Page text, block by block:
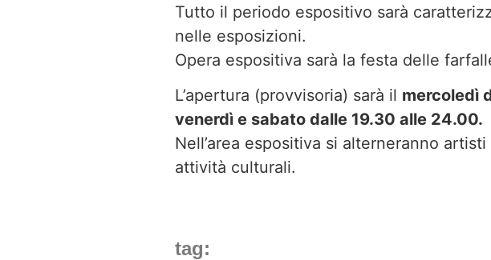
Tutto il periodo espositivo sarà
nelle esposizioni.
Opera espositiva sarà la festa delle
L’apertura (provvisoria) sarà il mercoledì
venerdì e sabato dalle 19.30 alle 24.00.
Nell’area espositiva si alterneranno
attività culturali.
tag: